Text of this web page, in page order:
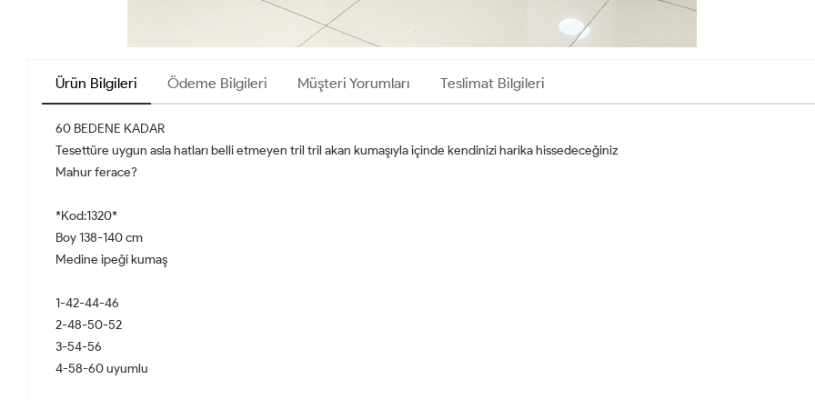
Ürün Bilgileri Ödeme Bilgileri Müşteri Yorumları Teslimat Bilgileri
60 BEDENE KADAR
Tesettüre uygun asla hatları belli etmeyen tril tril akan kumaşıyla içinde kendinizi harika hissedeceğiniz
Mahur ferace?
*Kod:1320*
Boy 138-140 cm
Medine ipeği kumaş
1-42-44-46
2-48-50-52
3-54-56
4-58-60 uyumlu